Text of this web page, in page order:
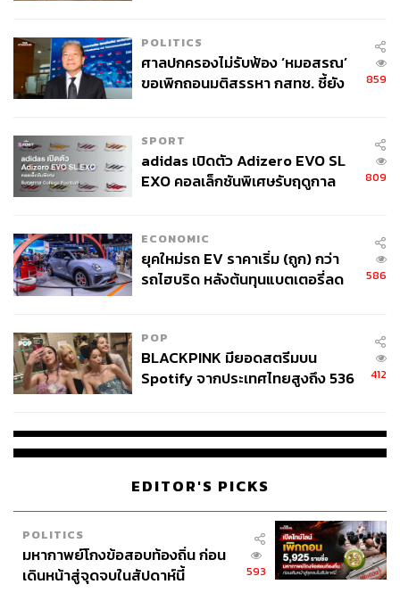
POLITICS
ศาลปกครองไม่รับฟ้อง ‘หมอสรณ’
ขอเพิกถอนมติสรรหา กสทช. ชี้ยัง
859
SPORT
adidas เปิดตัว Adizero EVO SL
EXO คอลเล็กชันพิเศษรับฤดูกาล
809
ECONOMIC
ยุคใหม่รถ EV ราคาเริ่ม (ถูก) กว่า
รถไฮบริด หลังต้นทุนแบตเตอรี่ลด
586
POP
BLACKPINK มียอดสตรีมบน
Spotify จากประเทศไทยสูงถึง 536
412
EDITOR'S PICKS
POLITICS
มหากาพย์โกงข้อสอบท้องถิ่น ก่อน
เดินหน้าสู่จุดจบในสัปดาห์นี้
593